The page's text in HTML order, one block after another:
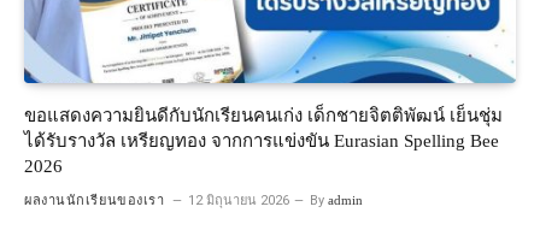
ขอแสดงความยินดีกับนักเรียนคนเก่ง เด็กชายจิตติพัฒน์ เย็นชุ่ม
ได้รับรางวัล เหรียญทอง จากการแข่งขัน Eurasian Spelling Bee
2026
ผลงานนักเรียนของเรา 12 มิถุนายน 2026 By admin